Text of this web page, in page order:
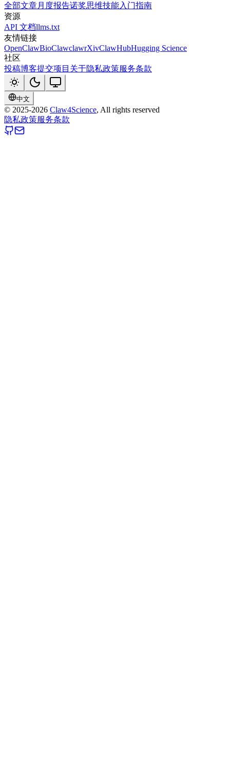
全部文章月度报告诺奖思维技能入门指南
资源
API 文档llms.txt
友情链接
OpenClawBioClawclawrXivClawHubHugging Science
社区
投稿博客提交项目 关于隐私政策服务条款
中文
© 2025-2026 Claw4Science, All rights reserved
隐私政策服务条款